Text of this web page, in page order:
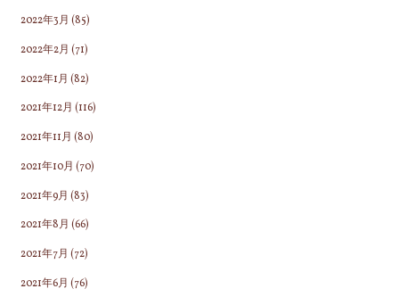
2022年3月 (85)
2022年2月 (71)
2022年1月 (82)
2021年12月 (116)
2021年11月 (80)
2021年10月 (70)
2021年9月 (83)
2021年8月 (66)
2021年7月 (72)
2021年6月 (76)